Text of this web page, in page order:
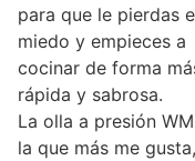
para que le pierdas
miedo y empieces a
cocinar de forma
rápida y sabrosa.
La olla a presión
la que más me